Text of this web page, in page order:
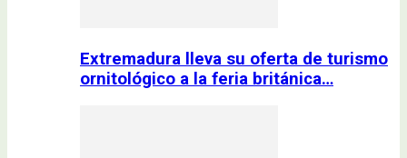
Extremadura lleva su oferta de turismo
ornitológico a la feria británica…